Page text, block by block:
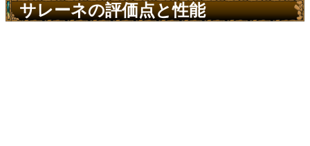
サレーネの評価点と性能